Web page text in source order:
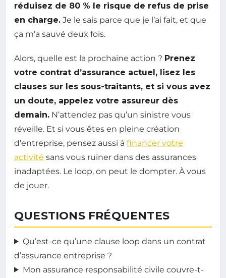
réduisez de 80 % le risque de refus de prise
en charge. Je le sais parce que je l’ai fait, et que
ça m’a sauvé deux fois.
Alors, quelle est la prochaine action ? Prenez
votre contrat d’assurance actuel, lisez les
clauses sur les sous-traitants, et si vous avez
un doute, appelez votre assureur dès
demain. N’attendez pas qu’un sinistre vous
réveille. Et si vous êtes en pleine création
d’entreprise, pensez aussi à financer votre
activité sans vous ruiner dans des assurances
inadaptées. Le loop, on peut le dompter. À vous
de jouer.
QUESTIONS FRÉQUENTES
Qu’est-ce qu’une clause loop dans un contrat
d’assurance entreprise ?
Mon assurance responsabilité civile couvre-t-